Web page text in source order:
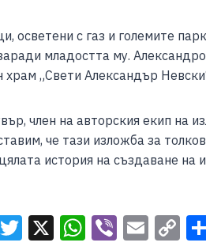
осветени с газ и големите
младостта му.
храм „Свети Александър
член на авторския екип на
че тази изложба за
история на създаване на
T X W Vi E C